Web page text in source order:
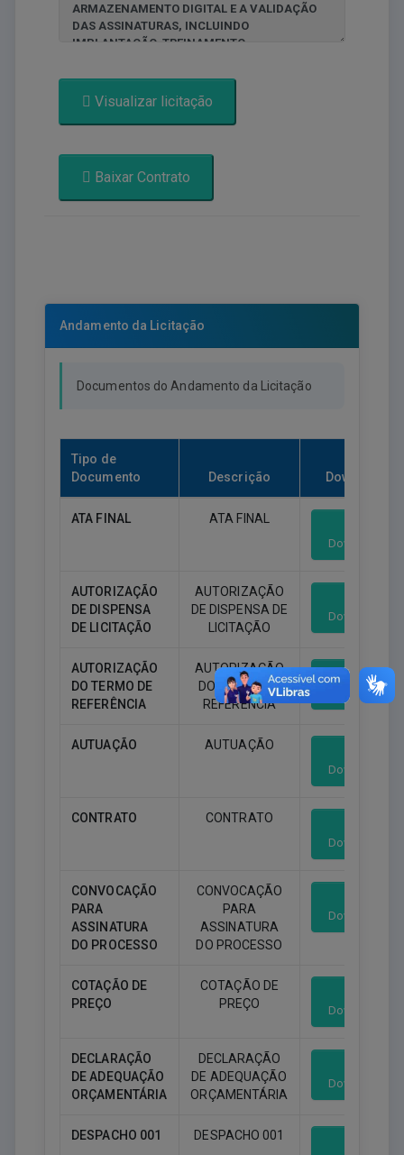
Visualizar licitação
Baixar Contrato
Andamento da Licitação
Documentos do Andamento da Licitação
Tipo de
Documento
Descrição Download
ATA FINAL ATA FINAL
Download
AUTORIZAÇÃO
DE DISPENSA
DE LICITAÇÃO
AUTORIZAÇÃO
DE DISPENSA DE
LICITAÇÃO
Download
AUTORIZAÇÃO
DO TERMO DE
REFERÊNCIA
AUTORIZAÇÃO
DO TERMO DE
REFERÊNCIA
Download
AUTUAÇÃO AUTUAÇÃO
Download
CONTRATO CONTRATO
Download
CONVOCAÇÃO
PARA
ASSINATURA
DO PROCESSO
CONVOCAÇÃO
PARA
ASSINATURA
DO PROCESSO
Download
COTAÇÃO DE
PREÇO
COTAÇÃO DE
PREÇO
Download
DECLARAÇÃO
DE ADEQUAÇÃO
ORÇAMENTÁRIA
DECLARAÇÃO
DE ADEQUAÇÃO
ORÇAMENTÁRIA
Download
DESPACHO 001 DESPACHO 001